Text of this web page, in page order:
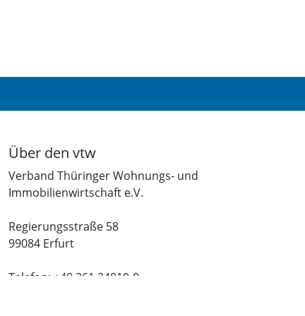
Über den vtw
Verband Thüringer Wohnungs- und
Immobilienwirtschaft e.V.
Regierungsstraße 58
99084 Erfurt
Telefon: +49 361 34010-0